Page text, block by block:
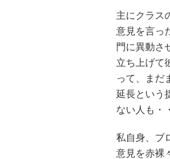
主にクラス
意見を言っ
門に異動さ
立ち上げて
って、まだ
延長という
ない人も・
私自身、ブ
意見を赤裸